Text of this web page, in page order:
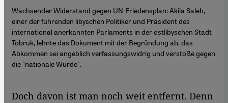
Wachsender Widerstand gegen UN-Friedensplan: Akila Saleh,
einer der führenden libyschen Politiker und Präsident des
international anerkannten Parlaments in der ostlibyschen Stadt
Tobruk, lehnte das Dokument mit der Begründung ab, das
Abkommen sei angeblich verfassungswidrig und verstoße gegen
die "nationale Würde".
Doch davon ist man noch weit entfernt. Denn